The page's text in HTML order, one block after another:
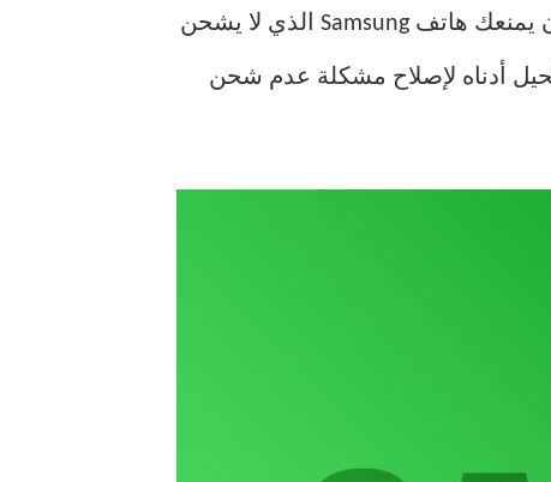
هل تواجه مشكلات في الشحن بشكل متكرر مع هاتف Samsung Galaxy الخاص بك؟ يمكن أن يمنعك هاتف Samsung الذي لا يشحن
أدناه لإصلاح مشكلة عدم شحن